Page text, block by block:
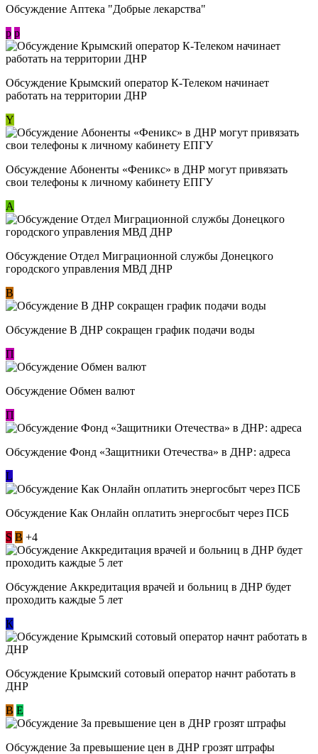
Обсуждение Аптека "Добрые лекарства"
p p
Обсуждение Крымский оператор К-Телеком начинает
работать на территории ДНР
Y
Обсуждение ​Абоненты «Феникс» в ДНР могут привязать
свои телефоны к личному кабинету ЕПГУ
А
Обсуждение Отдел Миграционной службы Донецкого
городского управления МВД ДНР
В
Обсуждение В ДНР сокращен график подачи воды
П
Обсуждение Обмен валют
П
Обсуждение Фонд «Защитники Отечества» в ДНР: адреса
L
Обсуждение ​Как Онлайн оплатить энергосбыт через ПСБ
S В +4
Обсуждение Аккредитация врачей и больниц в ДНР будет
проходить каждые 5 лет
К
Обсуждение Крымский сотовый оператор начнт работать в
ДНР
В E
Обсуждение За превышение цен в ДНР грозят штрафы